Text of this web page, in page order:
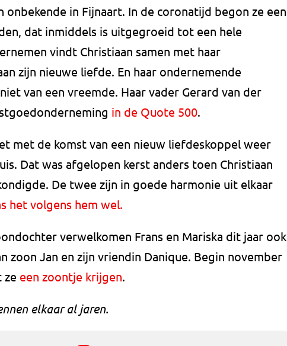
onbekende in Fijnaart. In de coronatijd begon ze een
dat inmiddels is uitgegroeid tot een hele
vindt Christiaan samen met haar
zijn nieuwe liefde. En haar ondernemende
van een vreemde. Haar vader Gerard van der
in de Quote 500.
met de komst van een nieuw liefdeskoppel weer
Dat was afgelopen kerst anders toen Christiaan
De twee zijn in goede harmonie uit elkaar
het volgens hem wel.
verwelkomen Frans en Mariska dit jaar ook
zoon Jan en zijn vriendin Danique. Begin november
ze een zoontje krijgen.
elkaar al jaren.